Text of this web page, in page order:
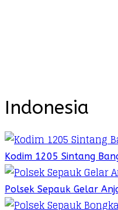
Indonesia
Kodim 1205 Sintang
Polsek Sepauk Gelar